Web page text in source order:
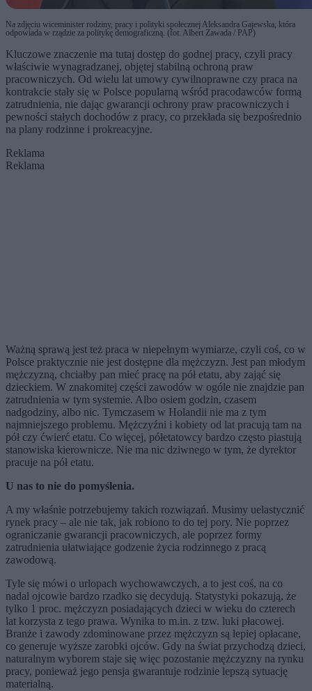
Na zdjęciu wiceminister rodziny, pracy i polityki społecznej Aleksandra Gajewska, która
odpowiada w rządzie za politykę demograficzną. (fot. Albert Zawada / PAP)
Kluczowe znaczenie ma tutaj dostęp do godnej pracy, czyli pracy
właściwie wynagradzanej, objętej stabilną ochroną praw
pracowniczych. Od wielu lat umowy cywilnoprawne czy praca na
kontrakcie stały się w Polsce popularną wśród pracodawców formą
zatrudnienia, nie dając gwarancji ochrony praw pracowniczych i
pewności stałych dochodów z pracy, co przekłada się bezpośrednio
na plany rodzinne i prokreacyjne.
Reklama
Reklama
Ważną sprawą jest też praca w niepełnym wymiarze, czyli coś, co w
Polsce praktycznie nie jest dostępne dla mężczyzn. Jest pan młodym
mężczyzną, chciałby pan mieć pracę na pół etatu, aby zająć się
dzieckiem. W znakomitej części zawodów w ogóle nie znajdzie pan
zatrudnienia w tym systemie. Albo osiem godzin, czasem
nadgodziny, albo nic. Tymczasem w Holandii nie ma z tym
najmniejszego problemu. Mężczyźni i kobiety od lat pracują tam na
pół czy ćwierć etatu. Co więcej, półetatowcy bardzo często piastują
stanowiska kierownicze. Nie ma nic dziwnego w tym, że dyrektor
pracuje na pół etatu.
U nas to nie do pomyślenia.
A my właśnie potrzebujemy takich rozwiązań. Musimy uelastycznić
rynek pracy – ale nie tak, jak robiono to do tej pory. Nie poprzez
ograniczanie gwarancji pracowniczych, ale poprzez formy
zatrudnienia ułatwiające godzenie życia rodzinnego z pracą
zawodową.
Tyle się mówi o urlopach wychowawczych, a to jest coś, na co
nadal ojcowie bardzo rzadko się decydują. Statystyki pokazują, że
tylko 1 proc. mężczyzn posiadających dzieci w wieku do czterech
lat korzysta z tego prawa. Wynika to m.in. z tzw. luki płacowej.
Branże i zawody zdominowane przez mężczyzn są lepiej opłacane,
co generuje wyższe zarobki ojców. Gdy na świat przychodzą dzieci,
naturalnym wyborem staje się więc pozostanie mężczyzny na rynku
pracy, ponieważ jego pensja gwarantuje rodzinie lepszą sytuację
materialną.